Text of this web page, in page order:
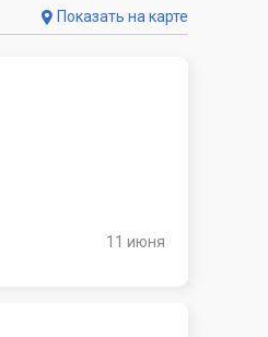
Показать на карте
11 июня